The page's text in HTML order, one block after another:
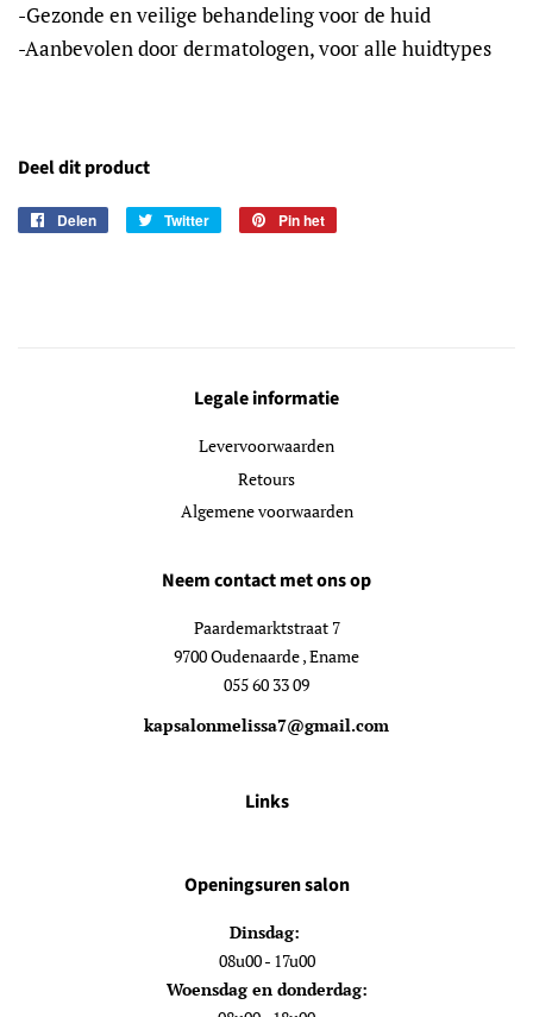
-Gezonde en veilige behandeling voor de huid
-Aanbevolen door dermatologen, voor alle huidtypes
Deel dit product
Delen
Delen
Twitter
Twitteren Pin het
Legale informatie
Levervoorwaarden
Retours
Algemene voorwaarden
Neem contact met ons op
Paardemarktstraat 7
9700 Oudenaarde , Ename
055 60 33 09
kapsalonmelissa7@gmail.com
Links
Openingsuren salon
Dinsdag:
08u00 - 17u00
Woensdag en donderdag: